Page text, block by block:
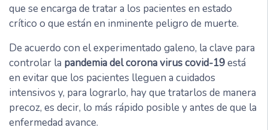
que se encarga de tratar a los pacientes en estado
crítico o que están en inminente peligro de muerte.
De acuerdo con el experimentado galeno, la clave para
controlar la pandemia del corona virus covid-19está
en evitar que los pacientes lleguen a cuidados
intensivos y, para lograrlo, hay que tratarlos de manera
precoz, es decir, lo más rápido posible y antes de que la
enfermedad avance.